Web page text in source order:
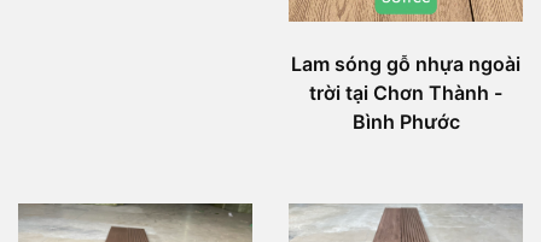
Lam sóng gỗ nhựa ngoài
trời tại Chơn Thành -
Bình Phước